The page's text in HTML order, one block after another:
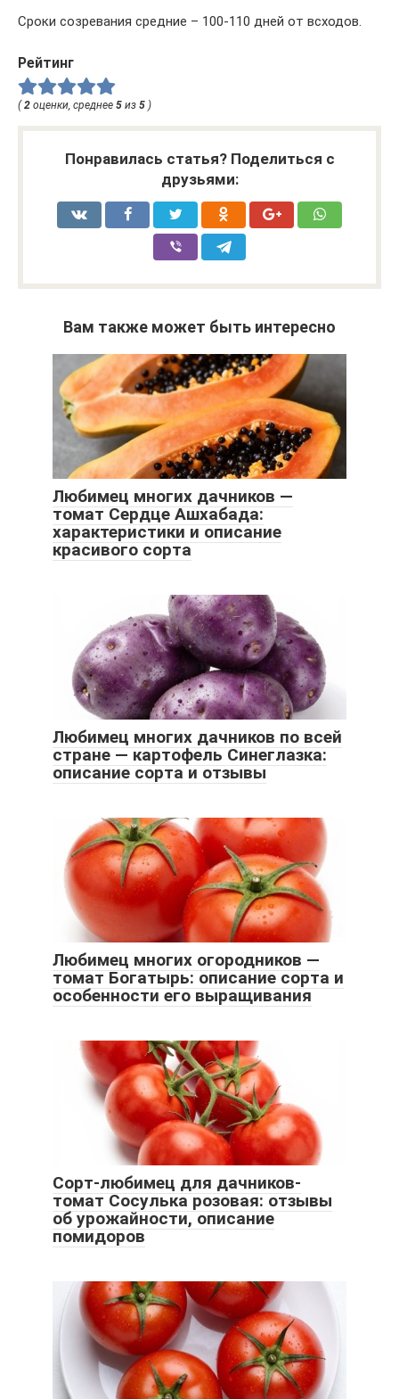
Сроки созревания средние – 100-110 дней от всходов.
Рейтинг
(2 оценки, среднее 5 из 5 )
Понравилась статья? Поделиться с
друзьями:
Вам также может быть интересно
Любимец многих дачников —
томат Сердце Ашхабада:
характеристики и описание
красивого сорта
Любимец многих дачников по всей
стране — картофель Синеглазка:
описание сорта и отзывы
Любимец многих огородников —
томат Богатырь: описание сорта и
особенности его выращивания
Сорт-любимец для дачников-
томат Сосулька розовая: отзывы
об урожайности, описание
помидоров